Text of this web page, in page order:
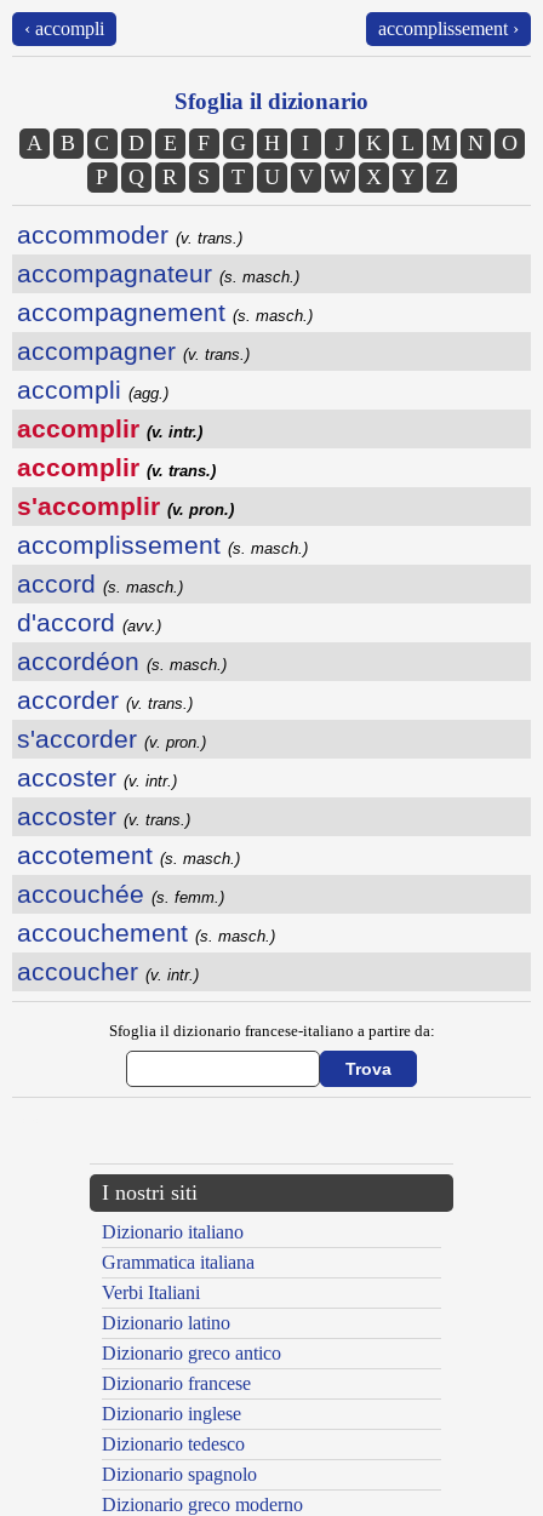
‹ accompli accomplissement ›
Sfoglia il dizionario
A B C D E F G H I J K L M N
O
P
Q R S T U V W X Y Z
accommoder (v. trans.)
accompagnateur (s. masch.)
accompagnement (s. masch.)
accompagner (v. trans.)
accompli (agg.)
accomplir (v. intr.)
accomplir (v. trans.)
s'accomplir (v. pron.)
accomplissement (s. masch.)
accord (s. masch.)
d'accord (avv.)
accordéon (s. masch.)
accorder (v. trans.)
s'accorder (v. pron.)
accoster (v. intr.)
accoster (v. trans.)
accotement (s. masch.)
accouchée (s. femm.)
accouchement (s. masch.)
accoucher (v. intr.)
Sfoglia il dizionario francese-italiano a partire da:
I nostri siti
Dizionario italiano
Grammatica italiana
Verbi Italiani
Dizionario latino
Dizionario greco antico
Dizionario francese
Dizionario inglese
Dizionario tedesco
Dizionario spagnolo
Dizionario greco moderno